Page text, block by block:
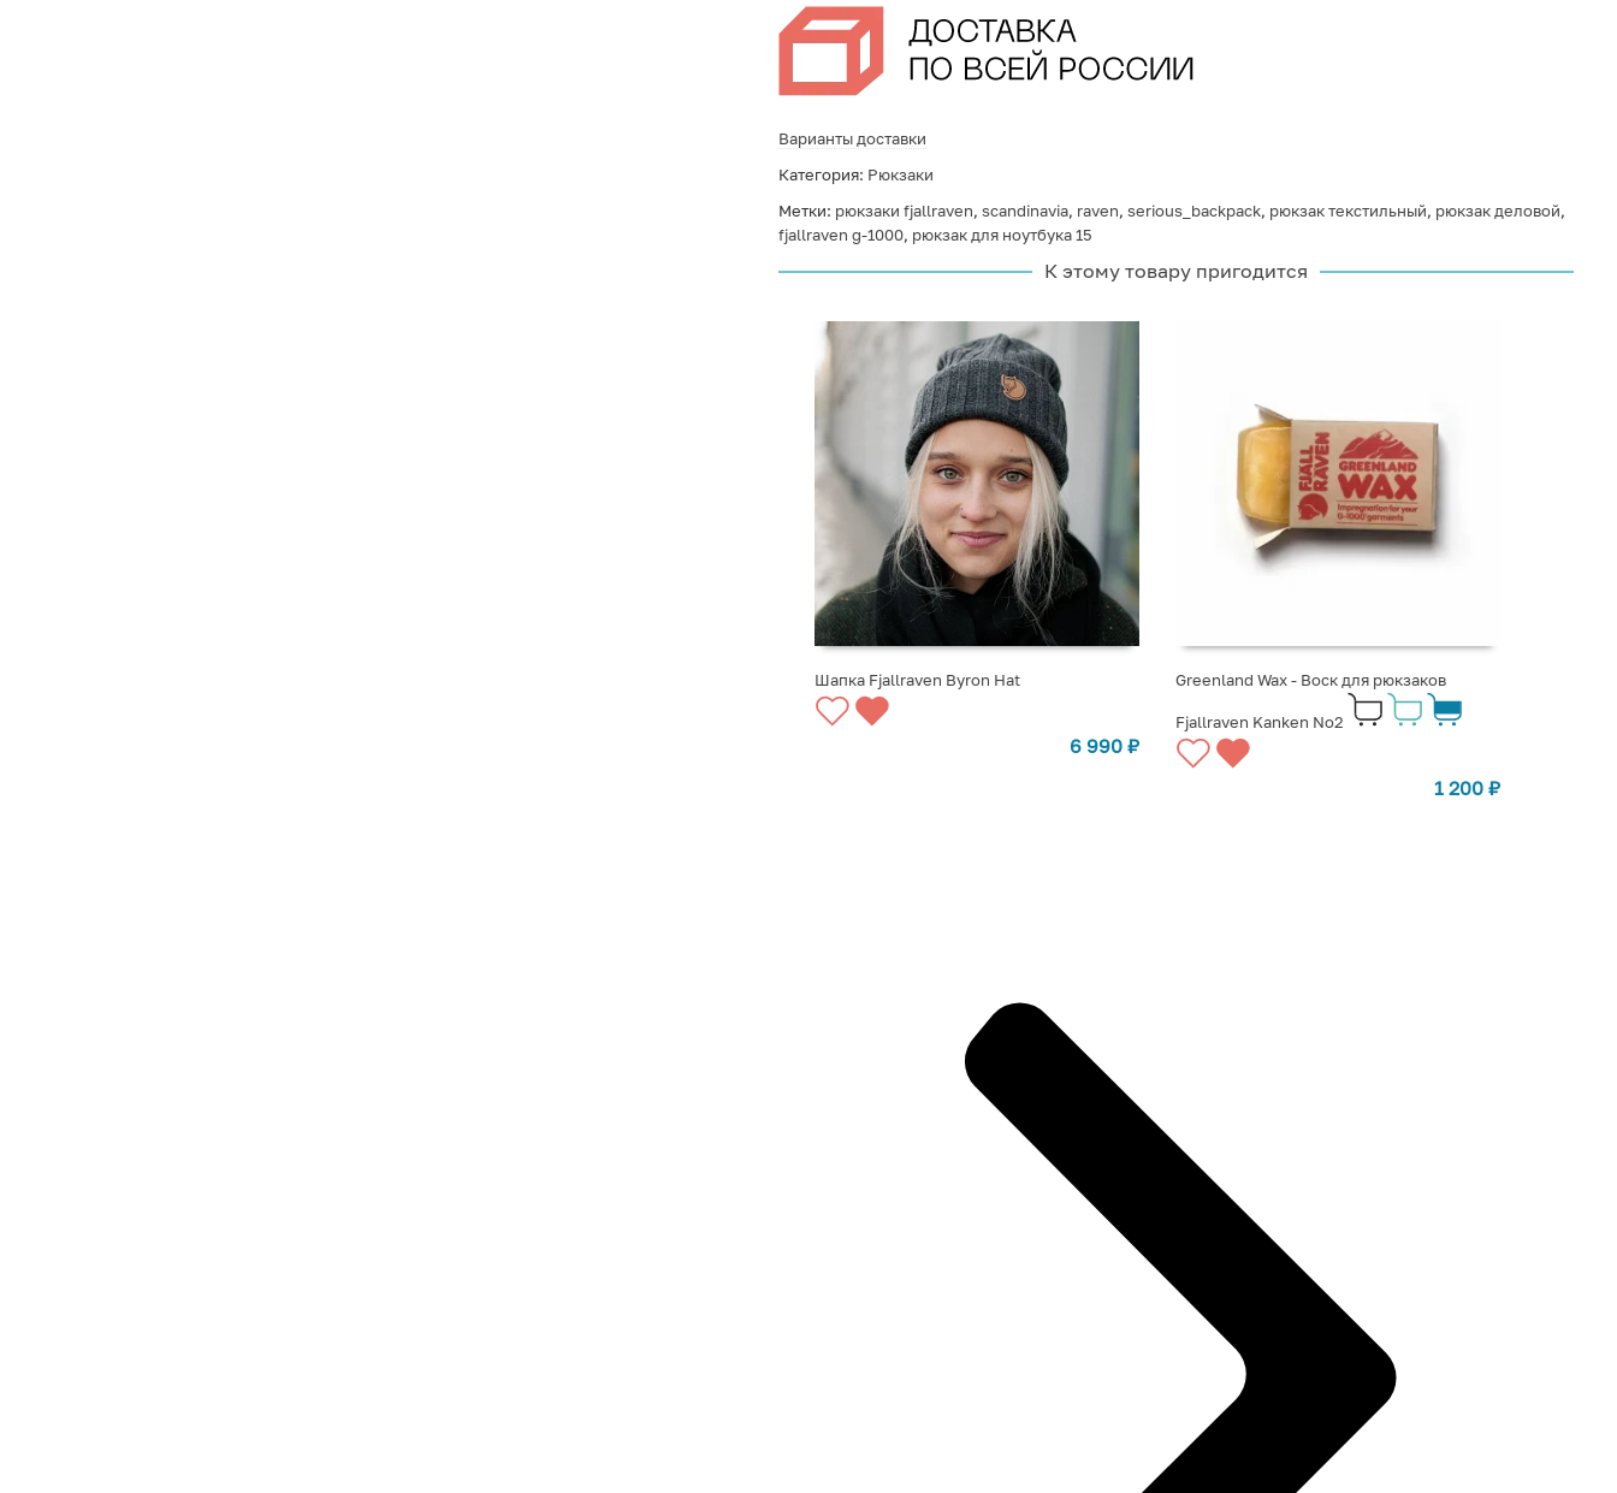
Варианты доставки
Категория: Рюкзаки
Метки: рюкзаки fjallraven, scandinavia, raven, serious_backpack, рюкзак текстильный, рюкзак деловой,
fjallraven g-1000, рюкзак для ноутбука 15
К этому товару пригодится
ВЫБРАТЬ ВАРИАНТЫ
Шапка Fjallraven Byron Hat
6 990 ₽
Greenland Wax - Воск для рюкзаков
Fjallraven Kanken No2
1 200 ₽